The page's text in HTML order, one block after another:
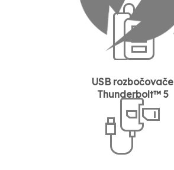
Thunderbolt™ 5
USB rozbočovače